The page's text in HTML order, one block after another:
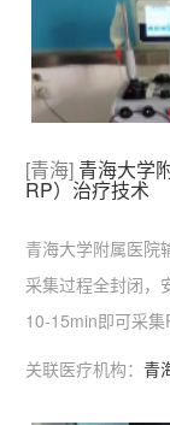
[青海] 青海大学
RP）治疗技术
青海大学附属医
采集过程全封闭
10-15min即可采
剩余PRP在输血科
关联医疗机构： 青